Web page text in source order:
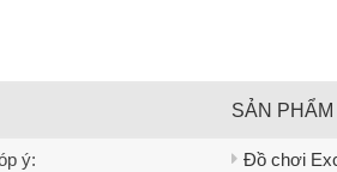
ý:
SẢN
Đồ chơi